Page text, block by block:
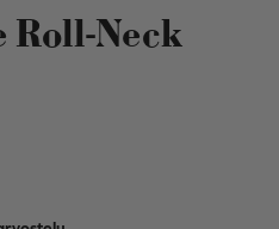
Roll-Neck